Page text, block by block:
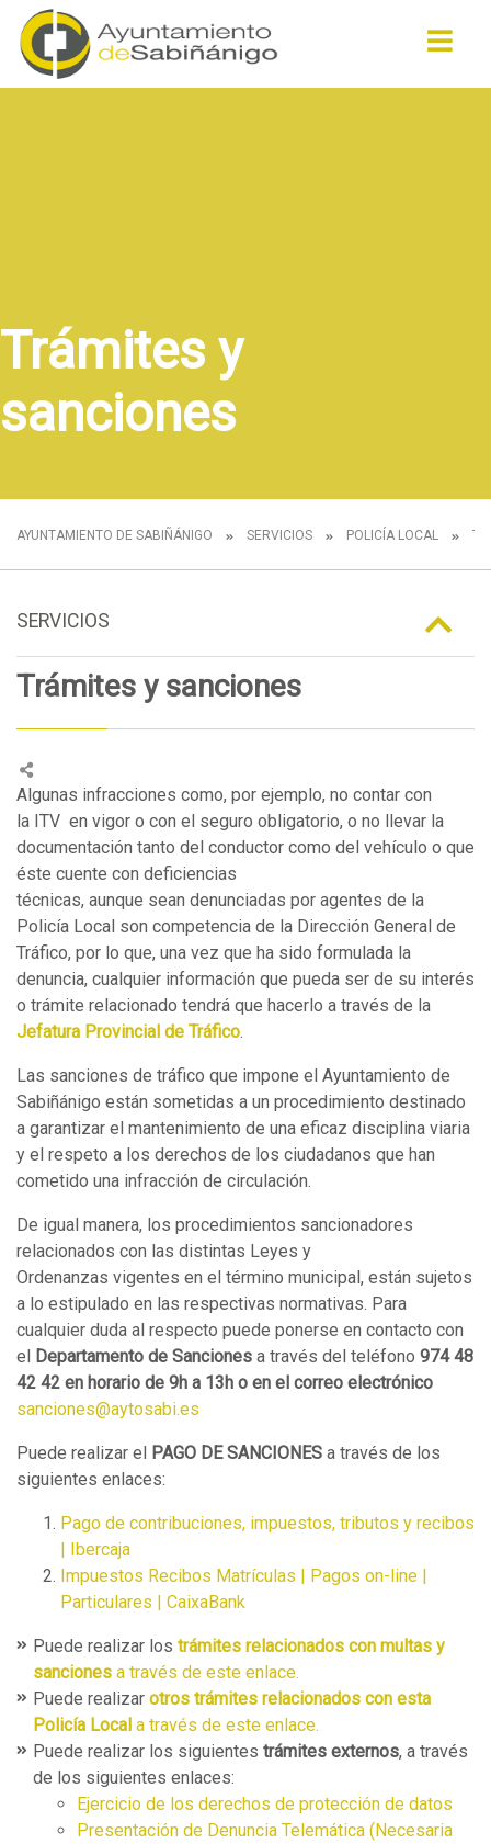
Trámites y
sanciones
AYUNTAMIENTO DE SABIÑÁNIGO SERVICIOS POLICÍA LOCAL
SERVICIOS
Trámites y sanciones
Algunas infracciones como, por ejemplo, no contar con
la ITV en vigor o con el seguro obligatorio, o no llevar la
documentación tanto del conductor como del vehículo o que
éste cuente con deficiencias
técnicas, aunque sean denunciadas por agentes de la
Policía Local son competencia de la Dirección General de
Tráfico, por lo que, una vez que ha sido formulada la
denuncia, cualquier información que pueda ser de su interés
o trámite relacionado tendrá que hacerlo a través de la
Jefatura Provincial de Tráfico
Las sanciones de tráfico que impone el Ayuntamiento de
Sabiñánigo están sometidas a un procedimiento destinado
a garantizar el mantenimiento de una eficaz disciplina viaria
y el respeto a los derechos de los ciudadanos que han
cometido una infracción de circulación.
De igual manera, los procedimientos sancionadores
relacionados con las distintas Leyes y
Ordenanzas vigentes en el término municipal, están sujetos
a lo estipulado en las respectivas normativas. Para
cualquier duda al respecto puede ponerse en contacto con
el Departamento de Sanciones a través del teléfono 974 48
42 42 en horario de 9h a 13h o en el correo electrónico
sanciones@aytosabi.es
Puede realizar el PAGO DE SANCIONES a través de los
siguientes enlaces:
Pago de contribuciones, impuestos, tributos y recibos
| Ibercaja
Impuestos Recibos Matrículas | Pagos on-line |
Particulares | CaixaBank
Puede realizar los trámites relacionados con multas y
sanciones a través de este enlace.
Puede realizar otros trámites relacionados con esta
Policía Local a través de este enlace.
Puede realizar los siguientes trámites externos, a través
de los siguientes enlaces:
Ejercicio de los derechos de protección de datos
Presentación de Denuncia Telemática (Necesaria